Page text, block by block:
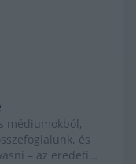
médiumokból,
és
– az eredeti